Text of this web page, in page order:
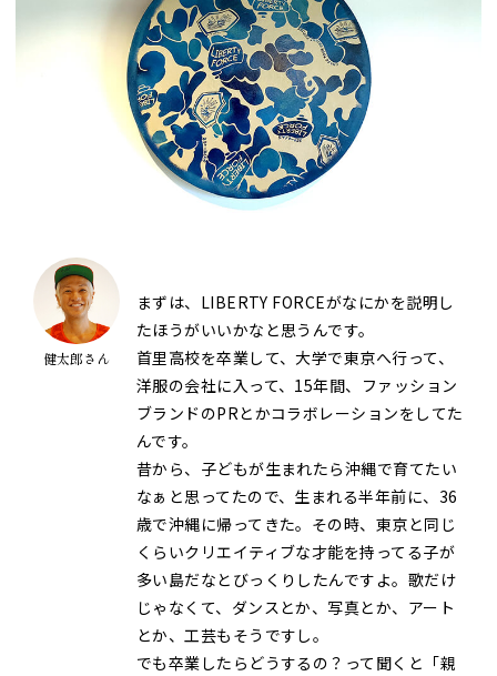
健太郎さん
まずは、LIBERTY FORCEがなにかを説明し
たほうがいいかなと思うんです。
首里高校を卒業して、大学で東京へ行って、
洋服の会社に入って、15年間、ファッション
ブランドのPRとかコラボレーションをしてた
んです。
昔から、子どもが生まれたら沖縄で育てたい
なぁと思ってたので、生まれる半年前に、36
歳で沖縄に帰ってきた。その時、東京と同じ
くらいクリエイティブな才能を持ってる子が
多い島だなとびっくりしたんですよ。歌だけ
じゃなくて、ダンスとか、写真とか、アート
とか、工芸もそうですし。
でも卒業したらどうするの？って聞くと「親